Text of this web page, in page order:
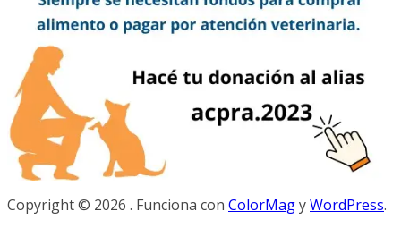
Copyright © 2026 . Funciona con ColorMagyWordPress.